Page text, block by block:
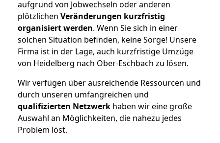
aufgrund von Jobwechseln oder anderen
plötzlichen Veränderungen kurzfristig
organisiert werden. Wenn Sie sich in einer
solchen Situation befinden, keine Sorge! Unsere
Firma ist in der Lage, auch kurzfristige Umzüge
von Heidelberg nach Ober-Eschbach zu lösen.
Wir verfügen über ausreichende Ressourcen und
durch unseren umfangreichen und
qualifizierten Netzwerk haben wir eine große
Auswahl an Möglichkeiten, die nahezu jedes
Problem löst.